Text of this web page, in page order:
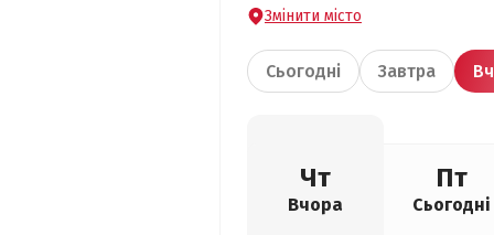
Змінити місто
Сьогодні Завтра
Чт
Вчора
Пт
Сьогодні